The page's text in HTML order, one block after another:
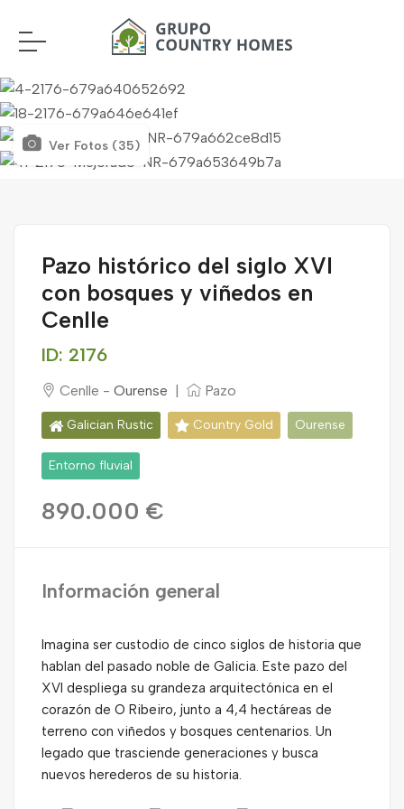
Ver Fotos (35)
Pazo histórico del siglo XVI
con bosques y viñedos en
Cenlle
ID: 2176
Cenlle - Ourense | Pazo
Galician Rustic Country Gold Ourense
Entorno fluvial
890.000 €
Información general
Imagina ser custodio de cinco siglos de historia que
hablan del pasado noble de Galicia. Este pazo del
XVI despliega su grandeza arquitectónica en el
corazón de O Ribeiro, junto a 4,4 hectáreas de
terreno con viñedos y bosques centenarios. Un
legado que trasciende generaciones y busca
nuevos herederos de su historia.